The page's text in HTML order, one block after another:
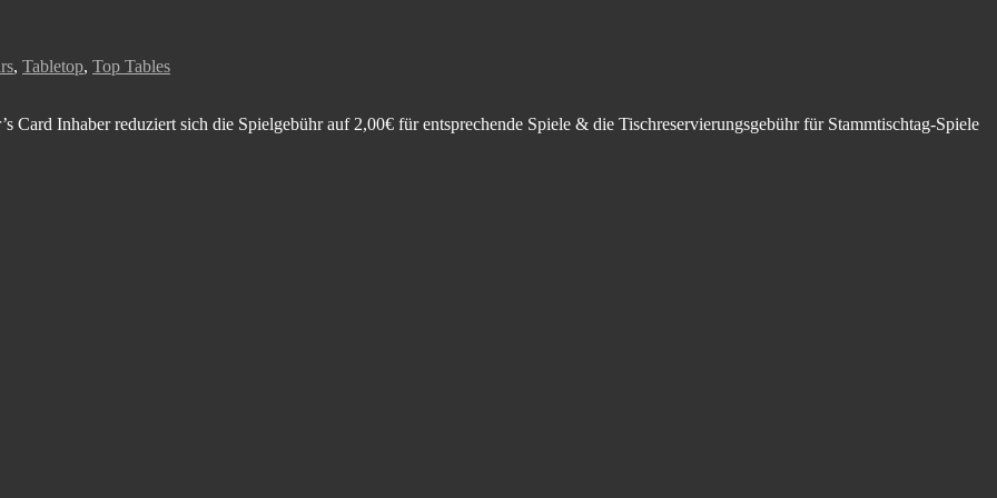
, Tabletop, Top Tables
Card Inhaber reduziert sich die Spielgebühr auf 2,00€ für entsprechende Spiele & die Tischreservierungsgebühr für Stammtischtag-Spiele